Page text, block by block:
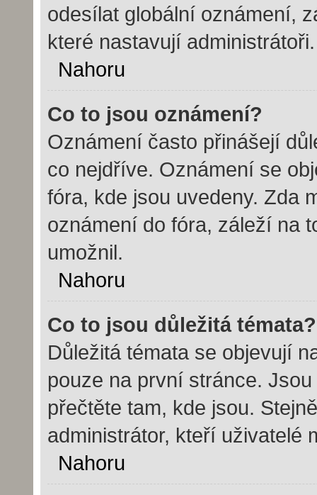
odesílat globální oznámení,
které nastavují administrátoři.
Nahoru
Co to jsou oznámení?
Oznámení často přinášejí
co nejdříve. Oznámení se
fóra, kde jsou uvedeny. Zda
oznámení do fóra, záleží na
umožnil.
Nahoru
Co to jsou důležitá témata?
Důležitá témata se objevují
pouze na první stránce.
přečtěte tam, kde jsou.
administrátor, kteří uživatelé
Nahoru